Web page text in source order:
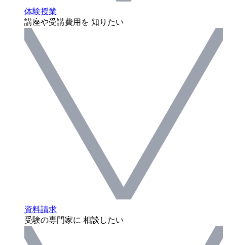
体験授業
講座や受講費用を 知りたい
資料請求
受験の専門家に 相談したい